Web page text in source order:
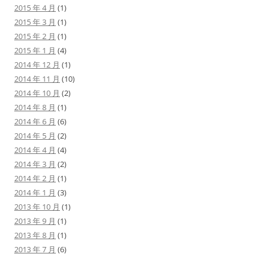
2015 年 4 月 (1)
2015 年 3 月 (1)
2015 年 2 月 (1)
2015 年 1 月 (4)
2014 年 12 月 (1)
2014 年 11 月 (10)
2014 年 10 月 (2)
2014 年 8 月 (1)
2014 年 6 月 (6)
2014 年 5 月 (2)
2014 年 4 月 (4)
2014 年 3 月 (2)
2014 年 2 月 (1)
2014 年 1 月 (3)
2013 年 10 月 (1)
2013 年 9 月 (1)
2013 年 8 月 (1)
2013 年 7 月 (6)